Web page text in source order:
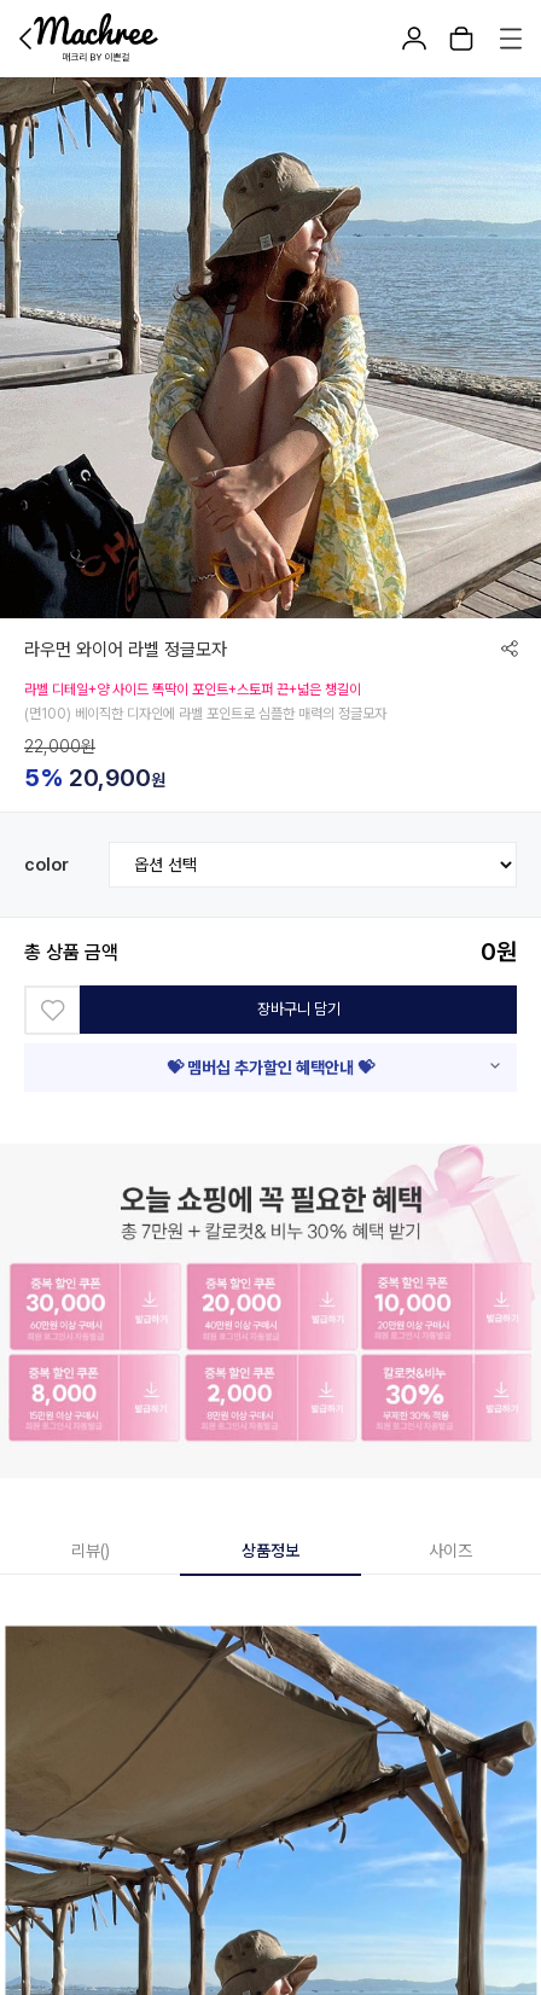
라우먼 와이어 라벨 정글모자
라벨 디테일+양 사이드 똑딱이 포인트+스토퍼 끈+넓은 챙길이
(면100) 베이직한 디자인에 라벨 포인트로 심플한 매력의 정글모자
22,000원
5% 20,900원
color
총 상품 금액 0원
장바구니 담기
💝 멤버십 추가할인 혜택안내 💝
리뷰() 상품정보 사이즈